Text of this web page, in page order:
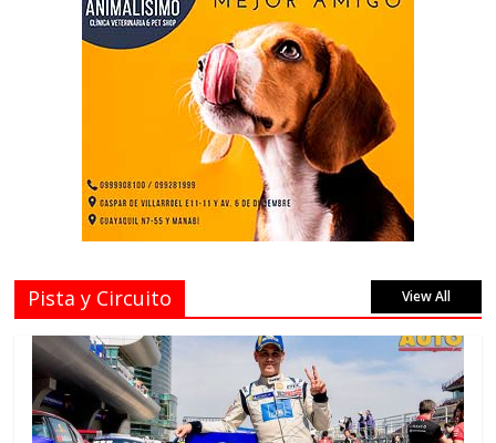
Pista y Circuito View All